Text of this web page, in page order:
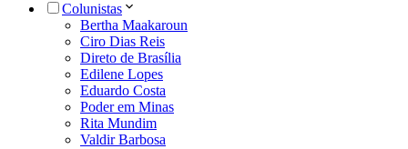
Colunistas
Bertha Maakaroun
Ciro Dias Reis
Direto de Brasília
Edilene Lopes
Eduardo Costa
Poder em Minas
Rita Mundim
Valdir Barbosa